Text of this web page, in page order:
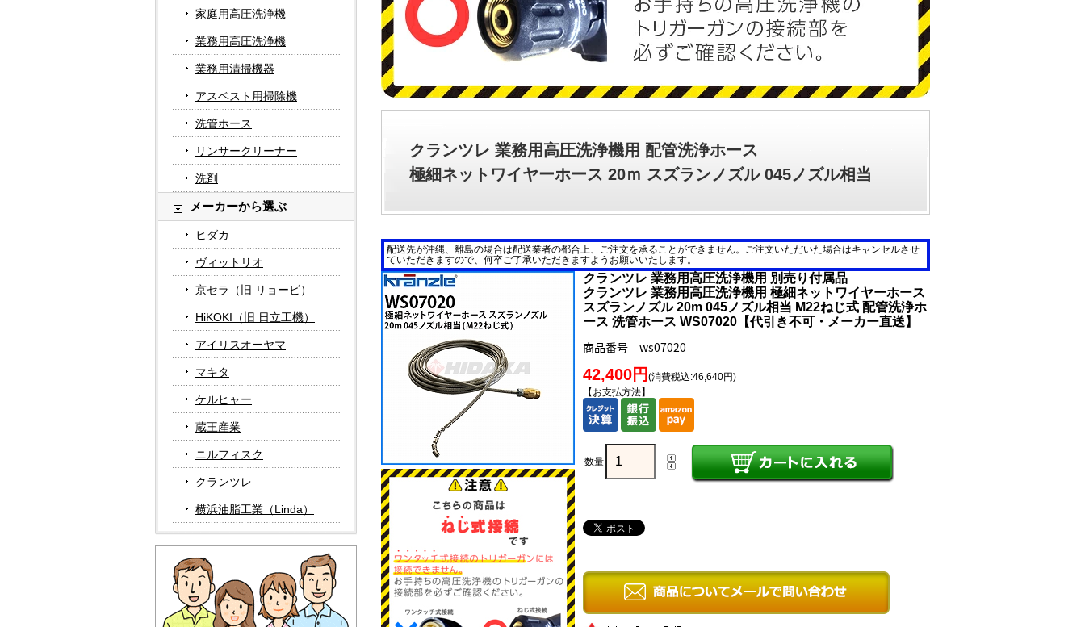
家庭用高圧洗浄機
業務用高圧洗浄機
業務用清掃機器
アスベスト用掃除機
洗管ホース
リンサークリーナー
洗剤
メーカーから選ぶ
ヒダカ
ヴィットリオ
京セラ（旧 リョービ）
HiKOKI（旧 日立工機）
アイリスオーヤマ
マキタ
ケルヒャー
蔵王産業
ニルフィスク
クランツレ
横浜油脂工業（Linda）
クランツレ 業務用高圧洗浄機用 配管洗浄ホース
極細ネットワイヤーホース 20ｍ スズランノズル 045ノズル相当
配送先が沖縄、離島の場合は配送業者の都合上、ご注文を承ることができません。ご注文いただいた場合はキャンセルさせ
ていただきますので、何卒ご了承いただきますようお願いいたします。
クランツレ 業務用高圧洗浄機用 別売り付属品
クランツレ 業務用高圧洗浄機用 極細ネットワイヤーホース
スズランノズル 20m 045ノズル相当 M22ねじ式 配管洗浄ホ
ース 洗管ホース WS07020【代引き不可・メーカー直送】
商品番号 ws07020
42,400円 (消費税込:46,640円)
【お支払方法】
数量